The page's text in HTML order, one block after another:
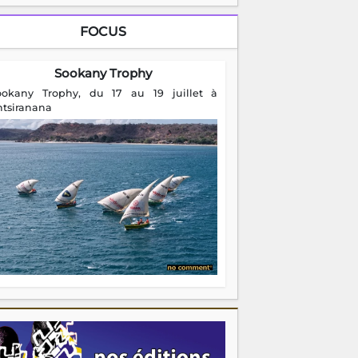
FOCUS
Sookany Trophy
Trophy, du 17 au 19 juillet à